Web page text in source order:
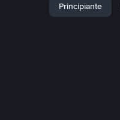
Principiante